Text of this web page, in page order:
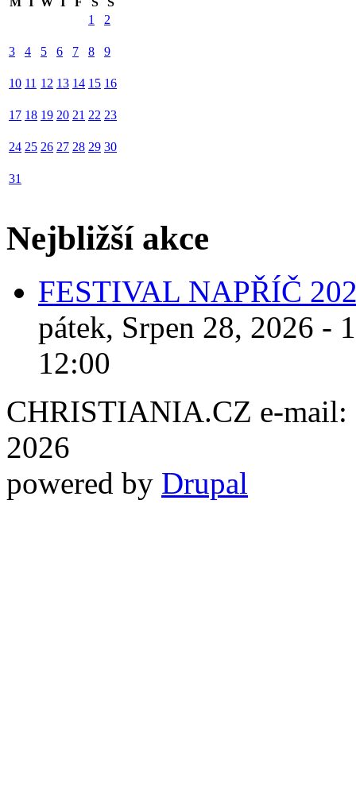
1
2
3 4 5 6 7 8 9
10 11 12 13 14 15 16
17 18 19 20 21 22 23
24 25 26 27 28 29 30
31
Nejbližší akce
FESTIVAL NAPŘÍČ
pátek, Srpen 28, 2026 -
12:00
CHRISTIANIA.CZ e-mail:
2026
powered by Drupal